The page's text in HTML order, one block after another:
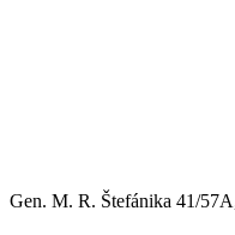
Gen. M. R. Štefánika 41/